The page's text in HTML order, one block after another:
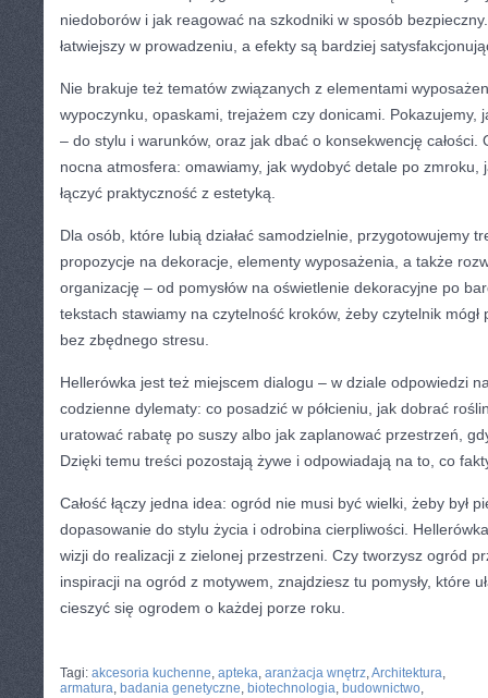
niedoborów i jak reagować na szkodniki w sposób
łatwiejszy w prowadzeniu, a efekty są bardziej
Nie brakuje też tematów związanych z elementami
wypoczynku, opaskami, trejażem czy donicami. Pokazujemy,
– do stylu i warunków, oraz jak dbać o konsekwencję całości.
nocna atmosfera: omawiamy, jak wydobyć detale po zmroku,
łączyć praktyczność z estetyką.
Dla osób, które lubią działać samodzielnie, przygotowujemy
propozycje na dekoracje, elementy wyposażenia, a także
organizację – od pomysłów na oświetlenie dekoracyjne po
tekstach stawiamy na czytelność kroków, żeby czytelnik
bez zbędnego stresu.
Hellerówka jest też miejscem dialogu – w dziale odpowiedzi
codzienne dylematy: co posadzić w półcieniu, jak dobrać
uratować rabatę po suszy albo jak zaplanować przestrzeń,
Dzięki temu treści pozostają żywe i odpowiadają na to, co
Całość łączy jedna idea: ogród nie musi być wielki, żeby był
dopasowanie do stylu życia i odrobina cierpliwości.
wizji do realizacji z zielonej przestrzeni. Czy tworzysz ogród
inspiracji na ogród z motywem, znajdziesz tu pomysły, które
cieszyć się ogrodem o każdej porze roku.
Tagi: akcesoria kuchenne, apteka, aranżacja wnętrz,Architektura,
armatura, badania genetyczne, biotechnologia, budownictwo,